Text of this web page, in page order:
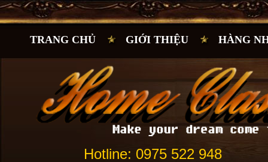
TRANG CHỦ GIỚI THIỆU HÀNG
Hotline: 0975 522 948